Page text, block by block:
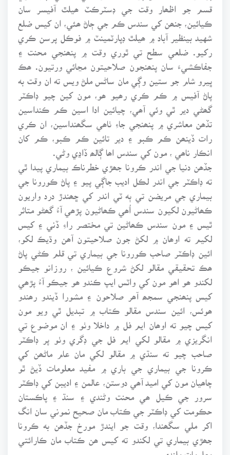
قسم جو اظھار وقت جي ڊسٽرڪٽ ھيلٿ آفيسر سان
ڪيائين، جنھن کي سندس ڪم جي ڄاڻ ھئي، ان کيس ضلع
شهيد بينظير آباد ۾ ھيلٿ ڊپارٽمينٽ ۾ فوڪل پرسن ڪري
رکيو. ضلعي سطح تي ٿوري وقت ۾ پنھنجي محنت ۽
جفاڪشيءَ سان پنھنجون صلاحيتون مڃائي ورتيون. ھڪ
ڀيرو شام جو ستين وڳي مان ساڻس ملڻ ويس ته ان وقت به
پاڻ آفيس ۾ ڪم ڪري رھيو ھو، مون کين چيو ڊاڪٽر
گھڻي دير ٿي وئي آھي، چيائين ادا اسين ڪم ڪنداسين
تڏھن معاشري ۾ پنھنجي جاءِ ٺاھي سگھنداسين، ان ڪري
رات ڏينھن ڪم ڪبو ۽ دير تائين ڪم ڪبو، ڪم کان
انڪار ناھي ، مون کي سندس اھا ڳالھ ڏاڍي وڻي.
جڏھن دنيا جي اندر ڪرونا جھڙي خطرناڪ بيماري پيدا ٿي
ته ڊاڪٽر جي اندر لڪل اديب جاڳي پيو ۽ پاڻ ڪورونا جي
بيماري جي مريضن تي ٻه ٽي اندر کي ڇھندڙ درد واريون
ڪھاڻيون لکيون سندس اُھي ڪھاڻيون پڙھي آءُ گھڻو متاثر
ٿيس ۽ مون سندس ڪھاڻين تي مختصر راءِ ڏني ۽ کيس
لکيم ته اوھان ۾ لکڻ جون صلاحيتون آھن وڌيڪ لکو،
ائين ڊاڪٽر صاحب ڪورونا جي بيماري تي قلم ڪڻي پاڻ
ھڪ تحقيقي مقالو لکڻ شروع ڪيائين ، روزانو جيڪو
لکندو ھو اھو مون کي واٽس ايپ ڪندو ھو جيڪو آءُ پڙھي
کيس پنھنجي سمجھ آھر صلاحون ۽ مشورا ڏيندو رھندو
ھوئس، ائين سندس مقالو ڪتاب ۾ تبديل ٿي ويو مون
کيس چيو ته اوھان ايم فل ۾ داخلا وٺو ۽ ان موضوع تي
انگريزي ۾ مقالو لکي ايم فل جي ڊگري وٺو پر ڊاڪٽر
صاحب چيو ته سنڌي ۾ مقالو لکي مان عام ماڻھن کي
ڪرونا جي بيماري جي باري ۾ مفيد معلومات ڏيڻ ٿو
چاھيان مون کي اميد آھي دوستن، عالمن ۽ اديبن کي ڊاڪٽر
سرور جي ڪيل ھي محنت وڻندي ۽ سنڌ ۽ پاڪستان
حڪومت کي ڊاڪٽر جي ڪتاب مان صحيح نموني سان انگ
اکر ملي سگھندا، وقت جو ايندڙ مورخ جڏھن به ڪرونا
جھڙي بيماري تي لکندو ته کيس ھن ڪتاب مان ڪارائتي
معلومات ملندي .